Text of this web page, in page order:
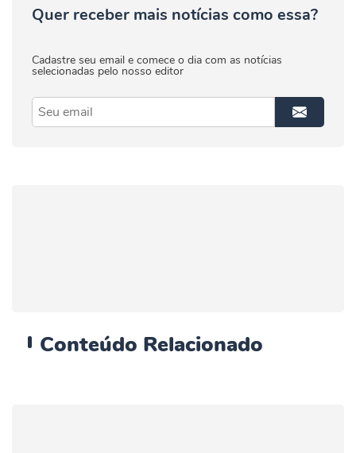
Quer receber mais notícias como essa?
Cadastre seu email e comece o dia com as notícias
selecionadas pelo nosso editor
Conteúdo Relacionado